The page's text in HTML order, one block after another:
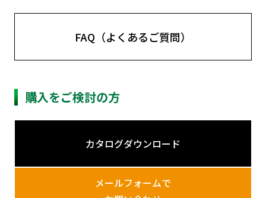
FAQ（よくあるご質問）
購入をご検討の方
カタログダウンロード
メールフォームで